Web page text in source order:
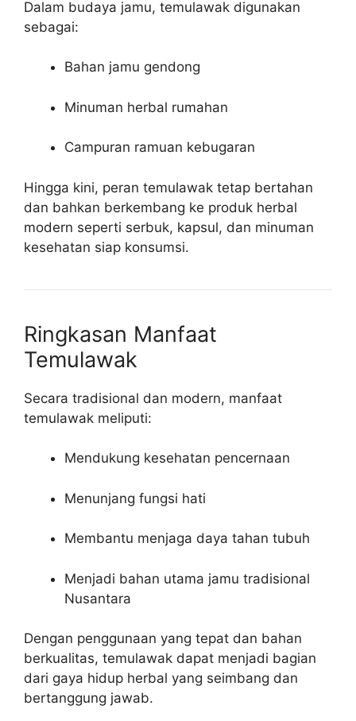
Dalam budaya jamu, temulawak digunakan
sebagai:
Bahan jamu gendong
Minuman herbal rumahan
Campuran ramuan kebugaran
Hingga kini, peran temulawak tetap bertahan
dan bahkan berkembang ke produk herbal
modern seperti serbuk, kapsul, dan minuman
kesehatan siap konsumsi.
Ringkasan Manfaat
Temulawak
Secara tradisional dan modern, manfaat
temulawak meliputi:
Mendukung kesehatan pencernaan
Menunjang fungsi hati
Membantu menjaga daya tahan tubuh
Menjadi bahan utama jamu tradisional
Nusantara
Dengan penggunaan yang tepat dan bahan
berkualitas, temulawak dapat menjadi bagian
dari gaya hidup herbal yang seimbang dan
bertanggung jawab.